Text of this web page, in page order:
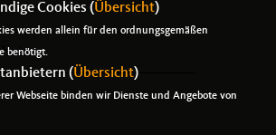
Cookies (Übersicht)
werden allein für den ordnungsgemäßen
benötigt.
(Übersicht)
Webseite binden wir Dienste und Angebote von